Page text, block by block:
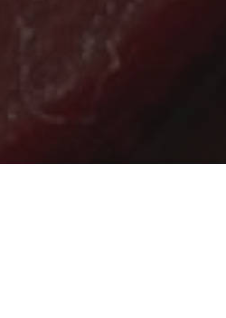
NOVI SAD OGRANAK HOTEL